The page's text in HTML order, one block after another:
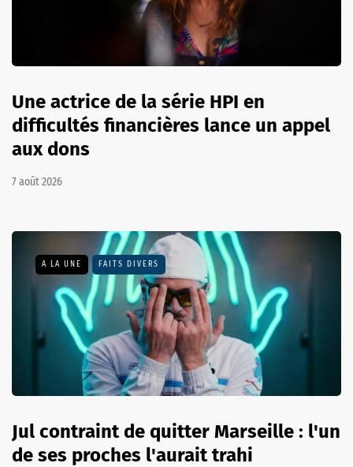
Une actrice de la série HPI en
difficultés financières lance un appel
aux dons
7 août 2026
A LA UNE FAITS DIVERS
Jul contraint de quitter Marseille : l'un
de ses proches l'aurait trahi